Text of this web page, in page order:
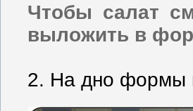
Чтобы салат
выложить в
2. На дно формы